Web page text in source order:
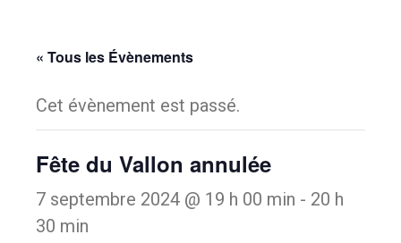
« Tous les Évènements
Cet évènement est passé.
Fête du Vallon annulée
7 septembre 2024 @ 19 h 00 min - 20 h
30 min